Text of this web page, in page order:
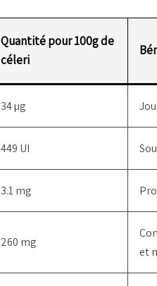
Quantité pour 100g de
céleri
34 µg
449 UI
3.1 mg
260 mg
et